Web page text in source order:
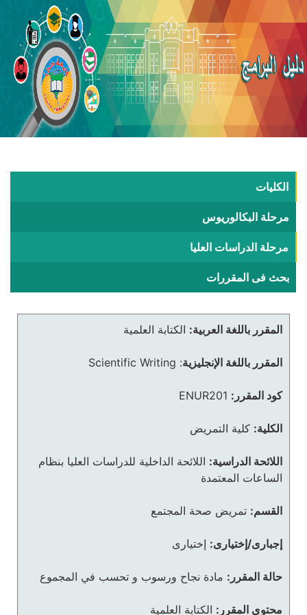
الكليات
مرحلة البكالوريوس
مرحلة الدراسات العليا
بحث فى المقررات
المقرر باللغة العربية: الكتابة العلمية
المقرر باللغة الإنجليزية:
Scientific Writing
كود المقرر: ENUR201
الكلية: كلية التمريض
اللائحة الدراسية: اللائحة الداخلية للدراسات العليا بنظام
الساعات المعتمدة
القسم: تمريض صحة المجتمع
إجبارى/إختيارى: إختيارى
حالة المقرر: مادة نجاح ورسوب و تحسب في المجموع
محتوى المقرر: الكتابة العلمية